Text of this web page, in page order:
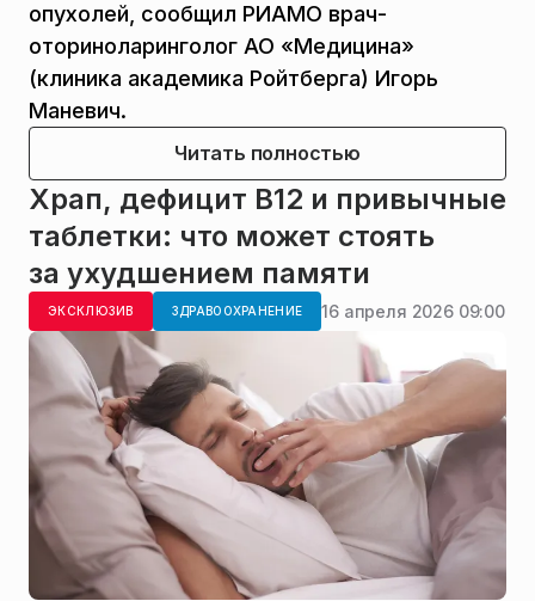
опухолей, сообщил РИАМО врач-
оториноларинголог АО «Медицина»
(клиника академика Ройтберга) Игорь
Маневич.
Читать полностью
Храп, дефицит B12 и привычные
таблетки: что может стоять
за ухудшением памяти
ЭКСКЛЮЗИВ ЗДРАВООХРАНЕНИЕ 16 апреля 2026 09:00